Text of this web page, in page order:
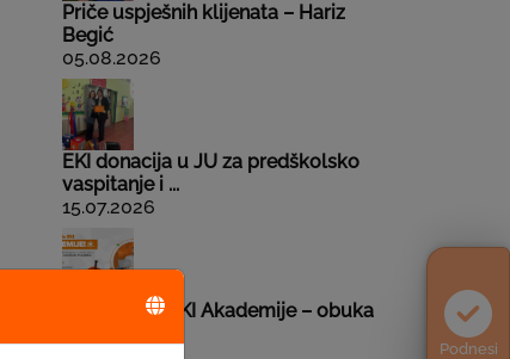
Podnesi
Priče uspješnih klijenata – Hariz
Begić
05.08.2026
EKI donacija u JU za predškolsko
vaspitanje i ...
15.07.2026
Postani dio EKI Akademije – obuka